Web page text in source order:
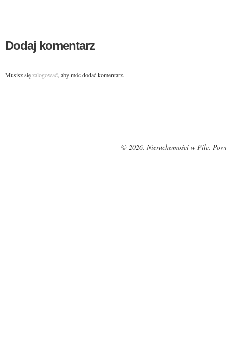
Dodaj komentarz
Musisz sięzalogować, aby móc dodać komentarz.
© 2026. Nieruchomości w Pile.